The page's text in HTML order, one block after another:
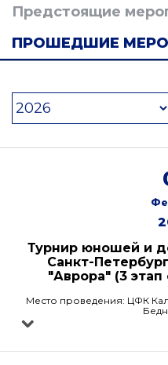
Предстоящие
ПРОШЕДШИЕ
Турнир юношей и
Санкт-
"Аврора" (3 этап
Место проведения: ЦФК